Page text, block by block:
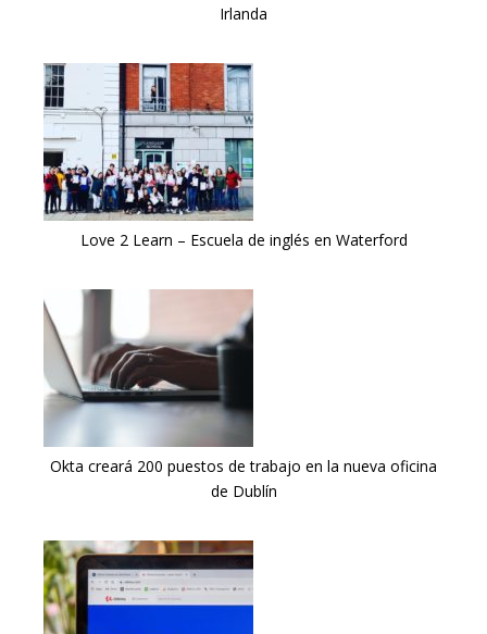
Irlanda
Love 2 Learn – Escuela de inglés en Waterford
Okta creará 200 puestos de trabajo en la nueva oficina
de Dublín